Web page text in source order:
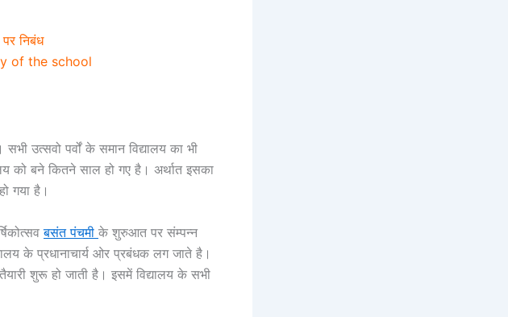
पर निबंध
of the school
उत्सवो पर्वों के समान विद्यालय का भी
को बने कितने साल हो गए है। अर्थात इसका
गया है।
बसंत पंचमी के शुरुआत पर संम्पन्न
के प्रधानाचार्य ओर प्रबंधक लग जाते है।
शुरू हो जाती है। इसमें विद्यालय के सभी